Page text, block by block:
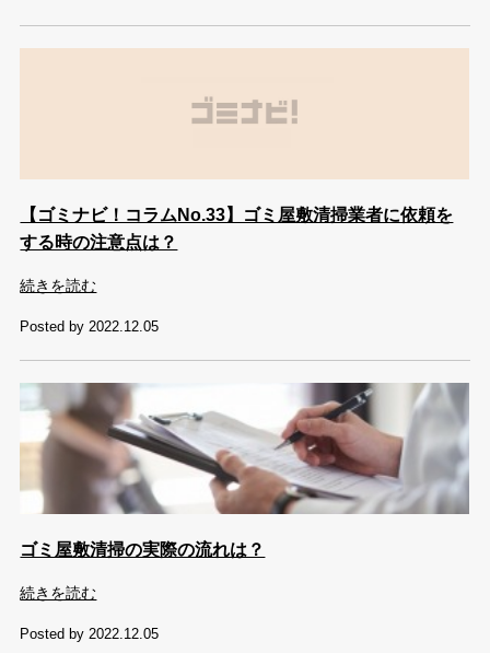
【ゴミナビ！コラムNo.33】ゴミ屋敷清掃業者に依頼を
する時の注意点は？
続きを読む
Posted by 2022.12.05
ゴミ屋敷清掃の実際の流れは？
続きを読む
Posted by 2022.12.05